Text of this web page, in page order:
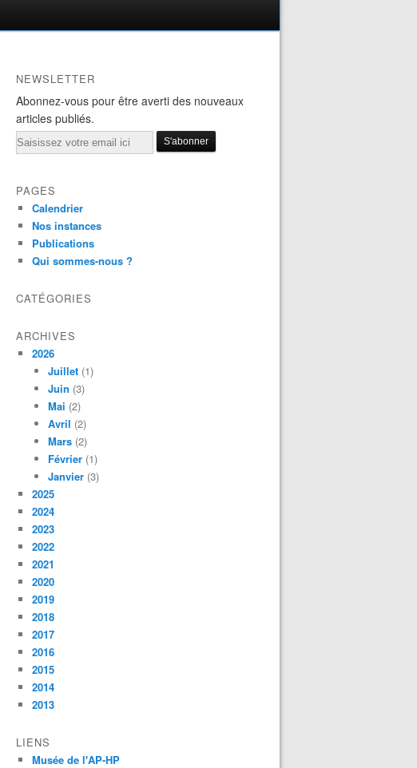
NEWSLETTER
Abonnez-vous pour être averti des nouveaux
articles publiés.
Email
PAGES
Calendrier
Nos instances
Publications
Qui sommes-nous ?
CATÉGORIES
ARCHIVES
2026
Juillet (1)
Juin (3)
Mai (2)
Avril (2)
Mars (2)
Février (1)
Janvier (3)
2025
2024
2023
2022
2021
2020
2019
2018
2017
2016
2015
2014
2013
LIENS
Musée de l'AP-HP